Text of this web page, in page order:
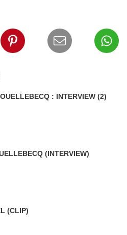
: INTERVIEW (2)
(INTERVIEW)
(CLIP)